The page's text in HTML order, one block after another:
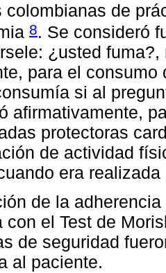
colombianas de
8. Se consideró
¿usted
para el
si al
afirmativamente,
protectoras
de actividad
era
de la
con el Test de
de seguridad
al paciente.